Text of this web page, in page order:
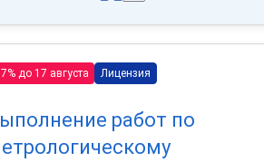
до 17 августа Лицензия
работ по